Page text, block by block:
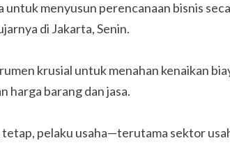
untuk menyusun perencanaan bisnis
di Jakarta, Senin.
krusial untuk menahan kenaikan
harga barang dan jasa.
pelaku usaha—terutama sektor